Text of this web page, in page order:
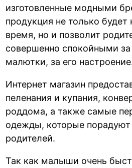
изготовленные модными
продукция не только будет
время, но и позволит
совершенно спокойными за
малютки, за его
Интернет магазин
пеленания и купания,
роддома, а также самые
одежды, которые
родителей.
Так как малыши очень